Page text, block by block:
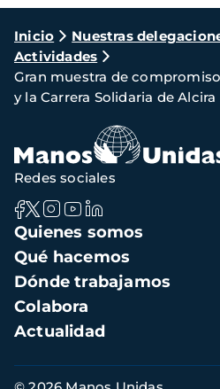
Ruta
de
navegación
Inicio Nuestras
Actividades
Gran muestra de
y la Carrera Solidaria de Alcira
Navegación
principal
Quienes somos
Qué hacemos
Dónde trabajamos
Colabora
Actualidad
Redes sociales
Información